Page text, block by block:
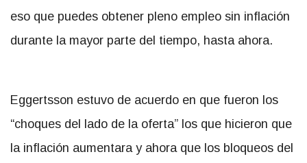
eso que puedes obtener pleno empleo sin inflación
durante la mayor parte del tiempo, hasta ahora.
Eggertsson estuvo de acuerdo en que fueron los
“choques del lado de la oferta” los que hicieron que
la inflación aumentara y ahora que los bloqueos del